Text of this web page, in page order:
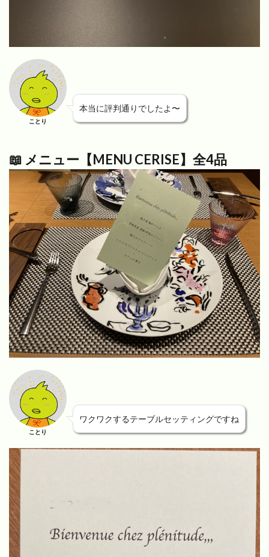
ことり
本当に評判通りでしたよ〜
📖 メニュー【MENU CERISE】全4品
ことり
ワクワクするテーブルセッティングですね